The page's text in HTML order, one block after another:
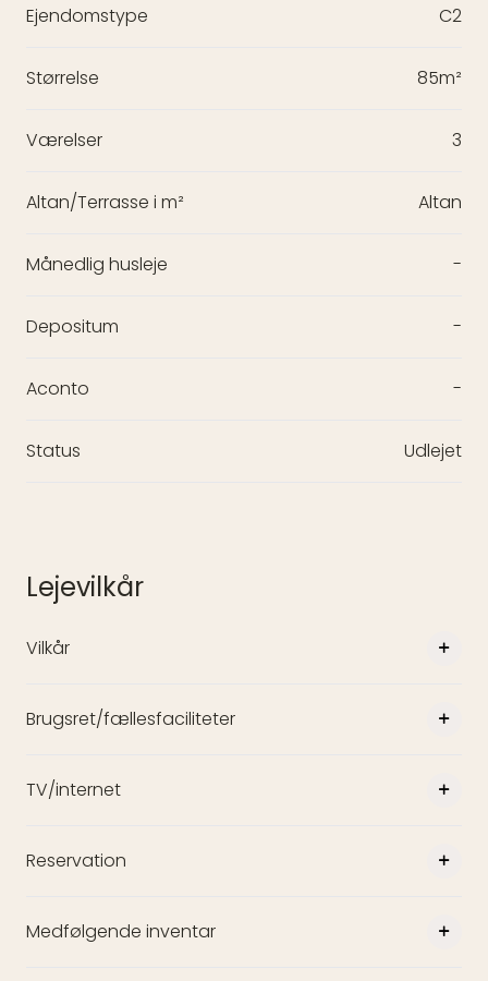
Ejendomstype C2
Størrelse 85m²
Værelser 3
Altan/Terrasse i m² Altan
Månedlig husleje -
Depositum -
Aconto -
Status Udlejet
Lejevilkår
Vilkår
Brugsret/fællesfaciliteter
TV/internet
Reservation
Medfølgende inventar